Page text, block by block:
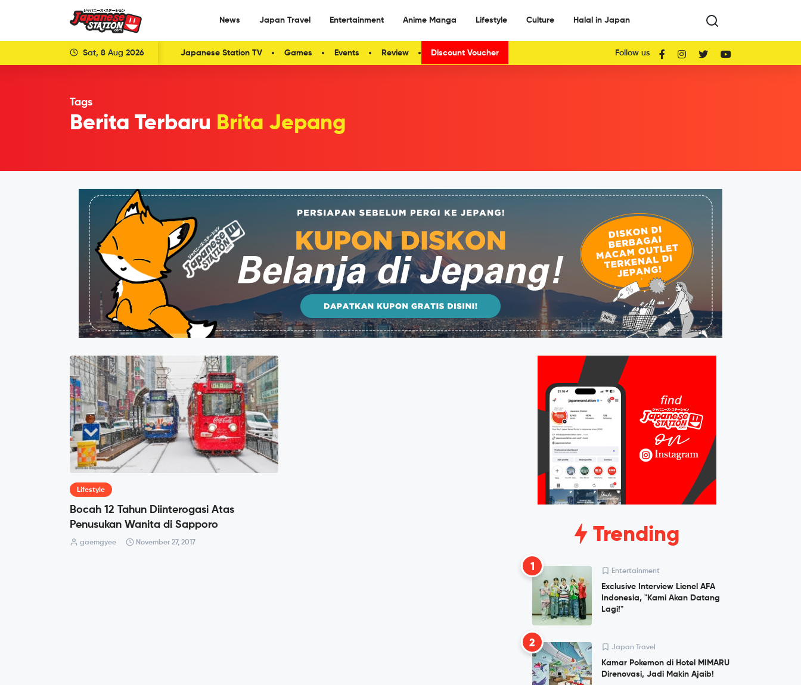
News Japan Travel Entertainment Anime Manga Lifestyle Culture Halal in Japan
Sat, 8 Aug 2026 Japanese Station TV Games Events Review Discount Voucher Follow us
Tags
Berita Terbaru Brita Jepang
Lifestyle
Bocah 12 Tahun Diinterogasi Atas
Penusukan Wanita di Sapporo
gaemgyee November 27, 2017 Trending
1 Entertainment
Exclusive Interview Lienel AFA
Indonesia, "Kami Akan Datang
Lagi!"
2 Japan Travel
Kamar Pokemon di Hotel MIMARU
Direnovasi, Jadi Makin Ajaib!